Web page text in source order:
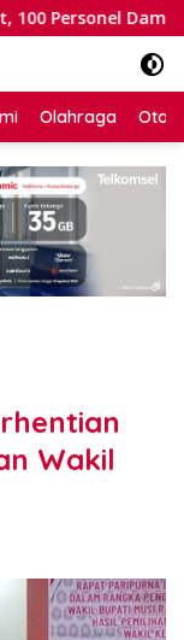
Damkar
Olahraga
Wakil